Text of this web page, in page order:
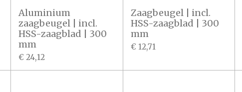
Aluminium
zaagbeugel | incl.
HSS-zaagblad | 300
mm
€ 24,12
Zaagbeugel | incl.
HSS-zaagblad | 300
mm
€ 12,71